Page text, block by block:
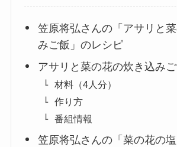
笠原将弘さんの「アサリと
みご飯」のレシピ
アサリと菜の花の炊き込み
材料（4人分）
作り方
番組情報
笠原将弘さんの「菜の花の